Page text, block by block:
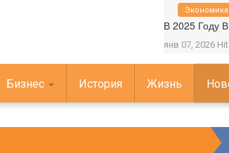
В 2025 Году
янв 07, 2026
Экономика
Бизнес История Жизнь